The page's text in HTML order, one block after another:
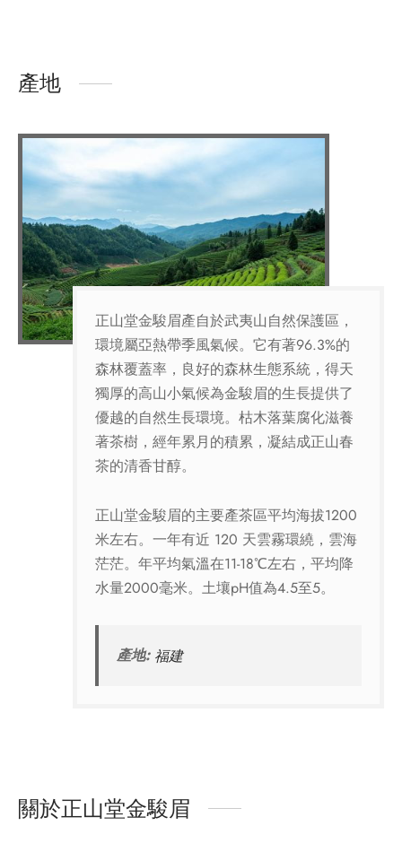
產地
正山堂金駿眉產自於武夷山自然保護區，
環境屬亞熱帶季風氣候。它有著96.3%的
森林覆蓋率，良好的森林生態系統，得天
獨厚的高山小氣候為金駿眉的生長提供了
優越的自然生長環境。枯木落葉腐化滋養
著茶樹，經年累月的積累，凝結成正山春
茶的清香甘醇。
正山堂金駿眉的主要產茶區平均海拔1200
米左右。一年有近 120 天雲霧環繞，雲海
茫茫。年平均氣溫在11-18℃左右，平均降
水量2000毫米。土壤pH值為4.5至5。
產地: 福建
關於正山堂金駿眉